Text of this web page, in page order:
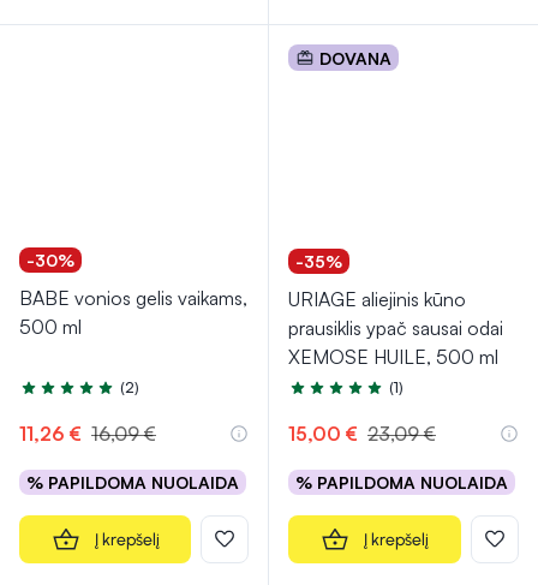
-30%
BABE vonios gelis vaikams,
500 ml
Įvertinimas 5.0 iš 5
(2)
11,26 € 16,09 €
% PAPILDOMA NUOLAIDA
Į krepšelį
DOVANA
-35%
URIAGE aliejinis kūno
prausiklis ypač sausai odai
XEMOSE HUILE, 500 ml
Įvertinimas 5.0 iš 5
(1)
15,00 € 23,09 €
% PAPILDOMA NUOLAIDA
Į krepšelį